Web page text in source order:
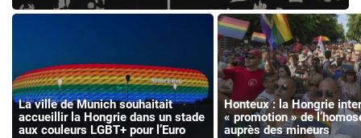
La ville de Munich souhaitait
accueillir la Hongrie dans un stade
aux couleurs LGBT+ pour l’Euro
Honteux : la Hongrie
« promotion » de
auprès des mineurs